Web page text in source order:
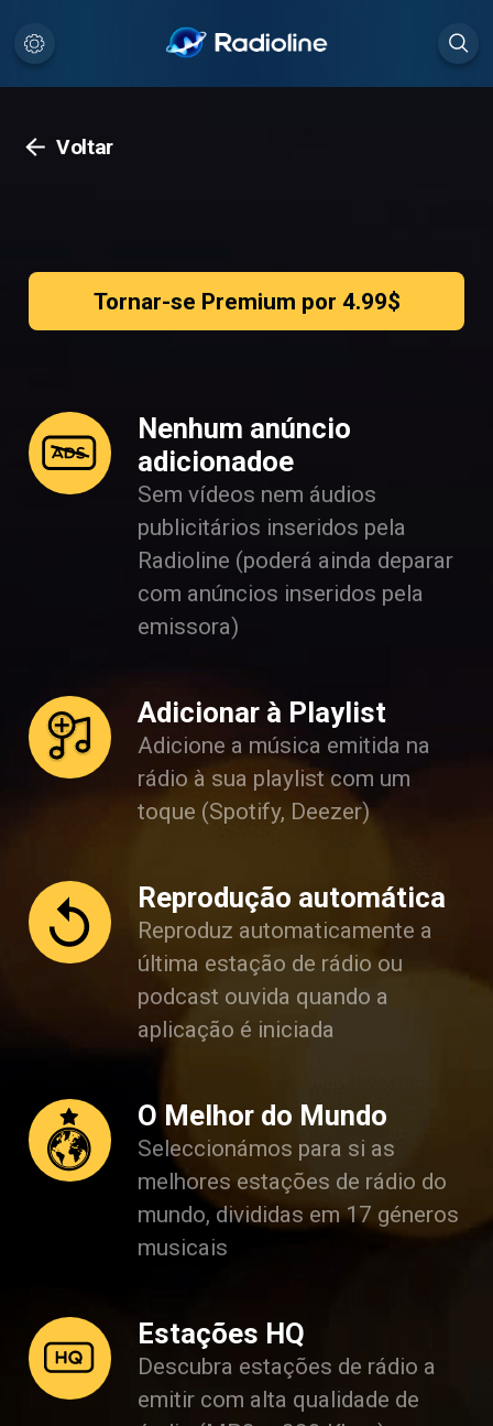
Voltar
Tornar-se Premium por 4.99$
Nenhum anúncio
adicionadoe
Sem vídeos nem áudios
publicitários inseridos pela
Radioline (poderá ainda deparar
com anúncios inseridos pela
emissora)
Adicionar à Playlist
Adicione a música emitida na
rádio à sua playlist com um
toque (Spotify, Deezer)
Reprodução automática
Reproduz automaticamente a
última estação de rádio ou
podcast ouvida quando a
aplicação é iniciada
O Melhor do Mundo
Seleccionámos para si as
melhores estações de rádio do
mundo, divididas em 17 géneros
musicais
Estações HQ
Descubra estações de rádio a
emitir com alta qualidade de